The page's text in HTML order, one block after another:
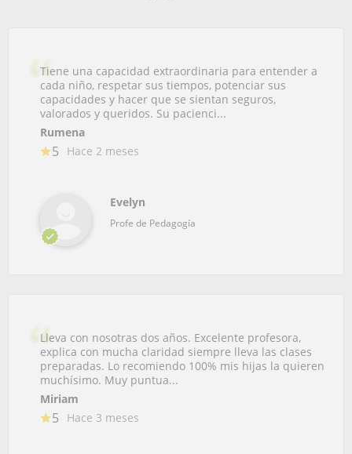
Tiene una capacidad extraordinaria para entender a
cada niño, respetar sus tiempos, potenciar sus
capacidades y hacer que se sientan seguros,
valorados y queridos. Su pacienci...
Rumena
5 Hace 2 meses
Evelyn
Profe de Pedagogía
Lleva con nosotras dos años. Excelente profesora,
explica con mucha claridad siempre lleva las clases
preparadas. Lo recomiendo 100% mis hijas la quieren
muchísimo. Muy puntua...
Miriam
5 Hace 3 meses